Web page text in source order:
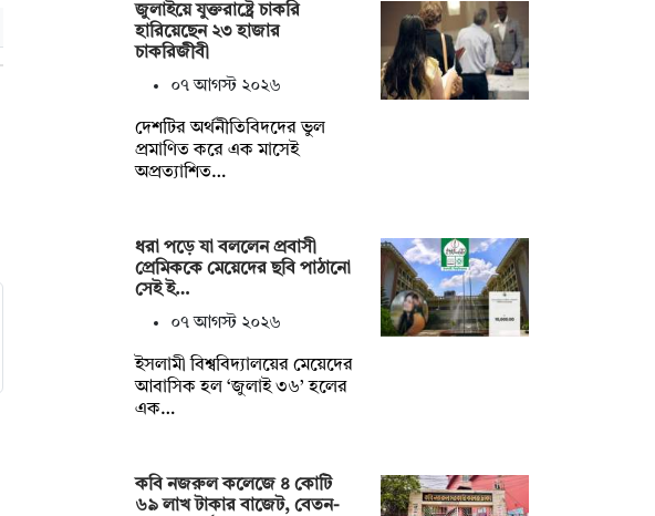
জুলাইয়ে যুক্তরাষ্ট্রে চাকরি
হারিয়েছেন ২৩ হাজার
চাকরিজীবী
০৭ আগস্ট ২০২৬
দেশটির অর্থনীতিবিদদের ভুল
প্রমাণিত করে এক মাসেই
অপ্রত্যাশিত…
ধরা পড়ে যা বললেন প্রবাসী
প্রেমিককে মেয়েদের ছবি পাঠানো
সেই ই…
০৭ আগস্ট ২০২৬
ইসলামী বিশ্ববিদ্যালয়ের মেয়েদের
আবাসিক হল ‘জুলাই ৩৬’ হলের
এক…
কবি নজরুল কলেজে ৪ কোটি
৬৯ লাখ টাকার বাজেট, বেতন-